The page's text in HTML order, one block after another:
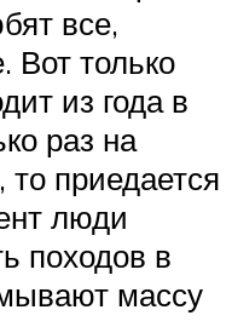
все,
только
из года в
раз на
приедается
люди
походов в
массу